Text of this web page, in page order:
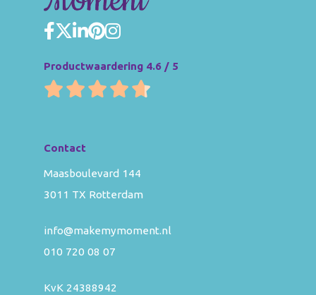
Productwaardering 4.6 / 5
Contact
Maasboulevard 144
3011 TX Rotterdam
info@makemymoment.nl
010 720 08 07
KvK 24388942